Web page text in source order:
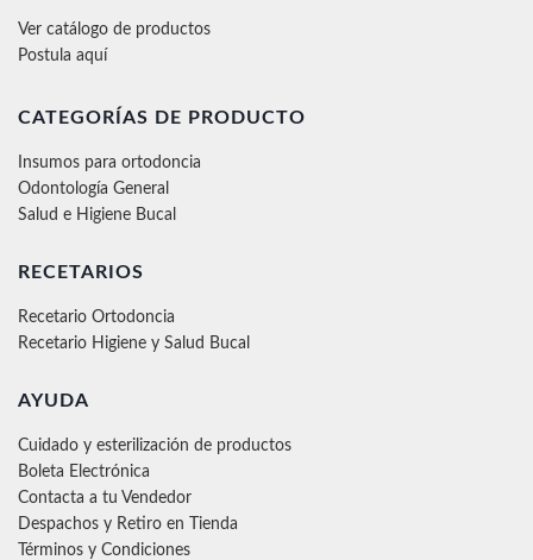
Ver catálogo de productos
Postula aquí
CATEGORÍAS DE PRODUCTO
Insumos para ortodoncia
Odontología General
Salud e Higiene Bucal
RECETARIOS
Recetario Ortodoncia
Recetario Higiene y Salud Bucal
AYUDA
Cuidado y esterilización de productos
Boleta Electrónica
Contacta a tu Vendedor
Despachos y Retiro en Tienda
Términos y Condiciones